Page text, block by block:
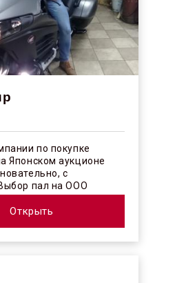
по покупке
Японском аукционе
с
пал на ООО
изучения отзывов в
Открыть